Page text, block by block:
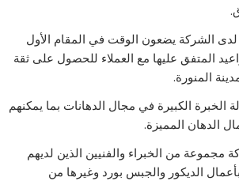
لدى الشركة يضعون الوقت في المقام الأول
المتفق عليها مع العملاء للحصول على ثقة
المنورة.
الخبرة الكبيرة في مجال الدهانات بما يمكنهم
الدهان المميزة.
مجموعة من الخبراء والفنيين الذين لديهم
الديكور والجبس بورد وغيرها من